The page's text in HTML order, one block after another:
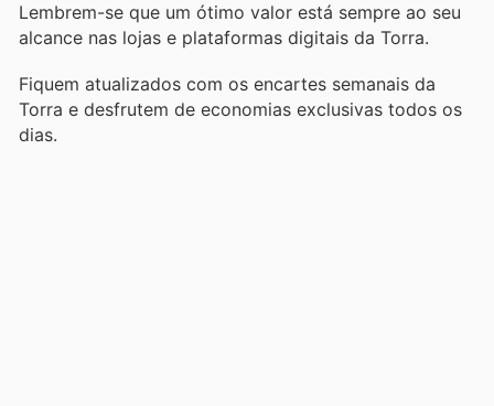
Lembrem-se que um ótimo valor está sempre ao seu
alcance nas lojas e plataformas digitais da Torra.
Fiquem atualizados com os encartes semanais da
Torra e desfrutem de economias exclusivas todos os
dias.